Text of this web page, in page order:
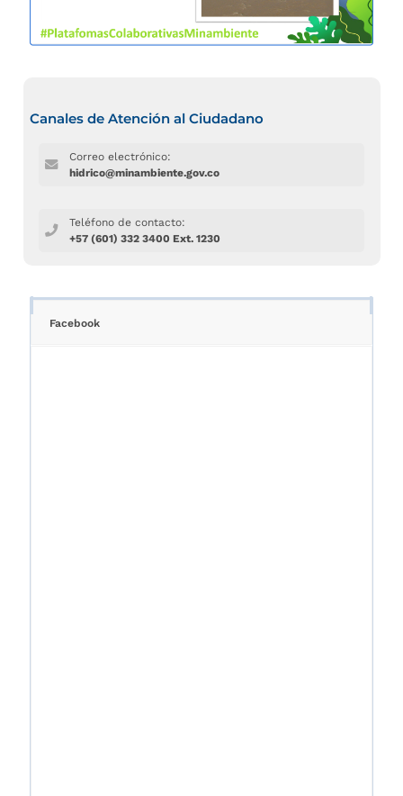
Canales de Atención al Ciudadano
Correo electrónico:
hidrico@minambiente.gov.co
Teléfono de contacto:
+57 (601) 332 3400 Ext. 1230
Facebook